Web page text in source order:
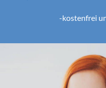
-kostenfrei